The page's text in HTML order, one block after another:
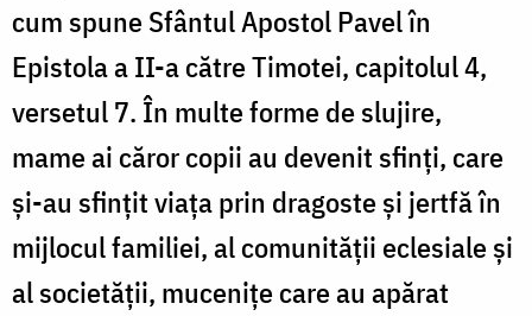
cum spune Sfântul Apostol Pavel în
Epistola a II-a către Timotei, capitolul 4,
versetul 7. În multe forme de slujire,
mame ai căror copii au devenit sfinți, care
și-au sfințit viața prin dragoste și jertfă în
mijlocul familiei, al comunității eclesiale și
al societății, mucenițe care au apărat